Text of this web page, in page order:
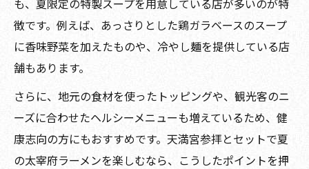
も、夏限定の特製スープを用意している店が多いのが特
徴です。例えば、あっさりとした鶏ガラベースのスープ
に香味野菜を加えたものや、冷やし麺を提供している店
舗もあります。
さらに、地元の食材を使ったトッピングや、観光客のニ
ーズに合わせたヘルシーメニューも増えているため、健
康志向の方にもおすすめです。天満宮参拝とセットで夏
の太宰府ラーメンを楽しむなら、こうしたポイントを押